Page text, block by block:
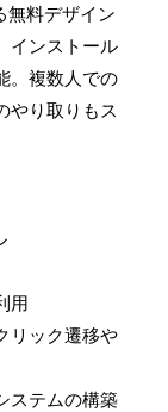
無料デザイン
インストール
。複数人での
やり取りもス
用
リック遷移や
ステムの構築